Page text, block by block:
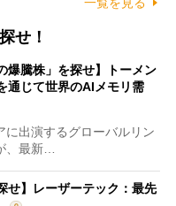
一覧を見る
せ！
爆騰株」を探せ】トーメン
通じて世界のAIメモリ需
出演するグローバルリン
、最新…
せ】レーザーテック：最先